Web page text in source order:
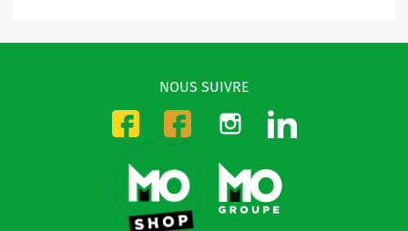
NOUS SUIVRE
Facebook-CMOFacebook-DMO
Instagram